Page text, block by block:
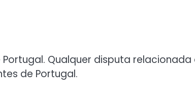
Qualquer disputa relacionada
de Portugal.